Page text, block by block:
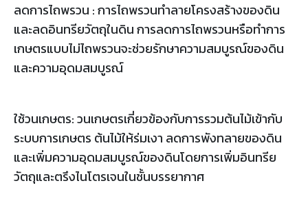
ลดการไถพรวน : การไถพรวนทำลายโครงสร้างของดิน
และลดอินทรียวัตถุในดิน การลดการไถพรวนหรือทำการ
เกษตรแบบไม่ไถพรวนจะช่วยรักษาความสมบูรณ์ของดิน
และความอุดมสมบูรณ์
ใช้วนเกษตร: วนเกษตรเกี่ยวข้องกับการรวมต้นไม้เข้ากับ
ระบบการเกษตร ต้นไม้ให้ร่มเงา ลดการพังทลายของดิน
และเพิ่มความอุดมสมบูรณ์ของดินโดยการเพิ่มอินทรีย
วัตถุและตรึงไนโตรเจนในชั้นบรรยากาศ